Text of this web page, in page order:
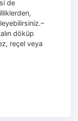
de
–
döküp
reçel veya